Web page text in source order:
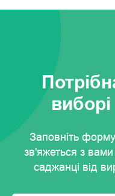
Заповніть
зв'яжеться з
саджанці від